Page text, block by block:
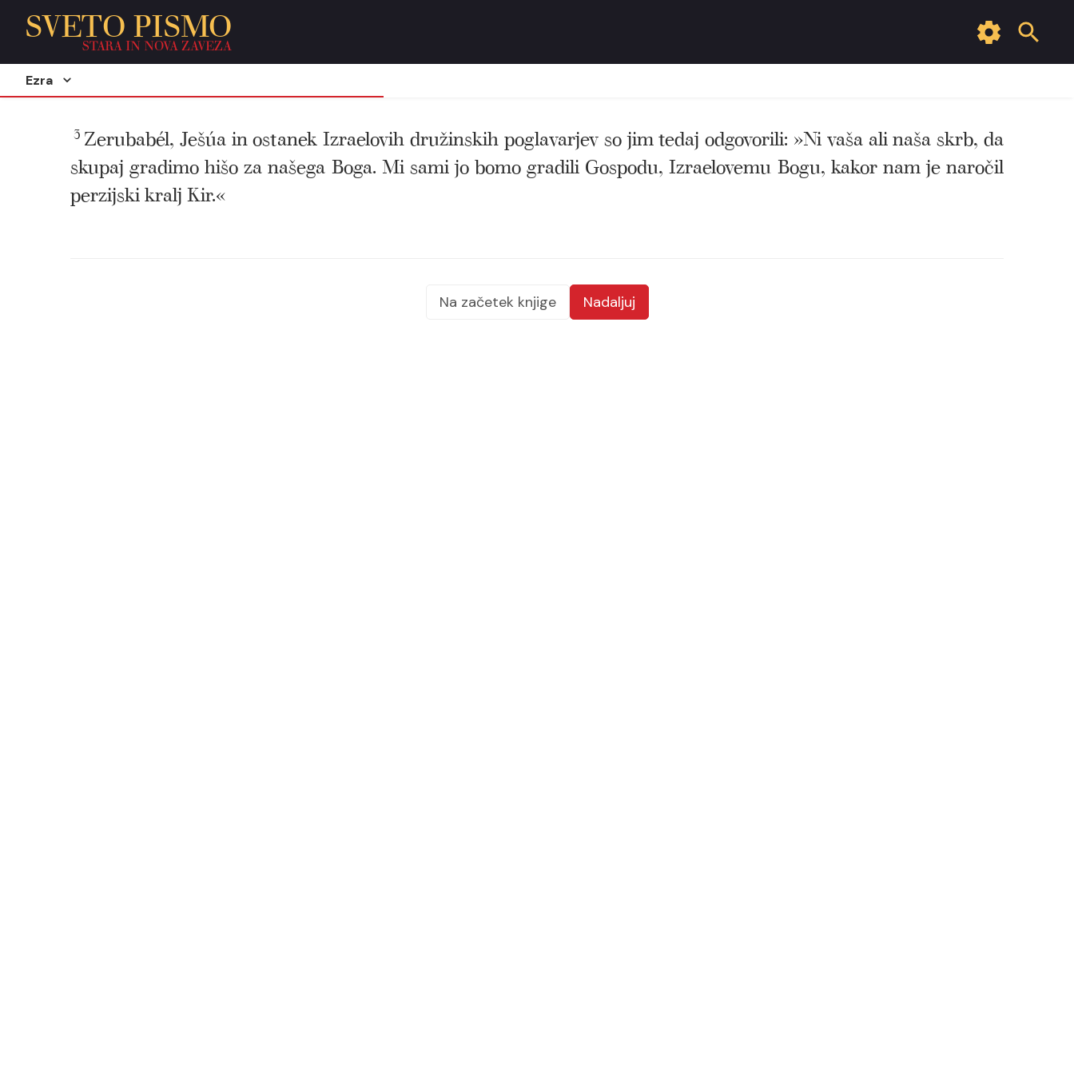
SVETO PISMO
STARA IN NOVA ZAVEZA
Ezra
3 Zerubabél, Ješúa in ostanek Izraelovih družinskih poglavarjev so jim tedaj odgovorili: »Ni vaša ali naša skrb, da
skupaj gradimo hišo za našega Boga. Mi sami jo bomo gradili Gospodu, Izraelovemu Bogu, kakor nam je naročil
perzijski kralj Kir.«
Na začetek knjige Nadaljuj